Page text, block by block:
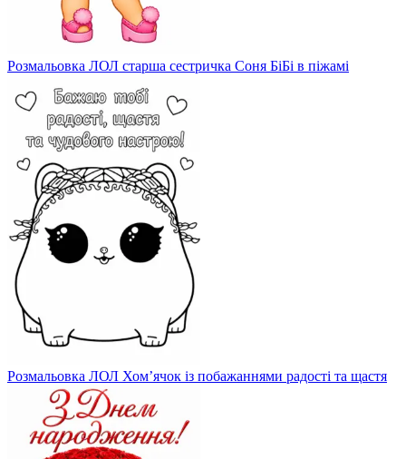
Розмальовка ЛОЛ старша сестричка Соня БіБі в піжамі
Розмальовка ЛОЛ Хом’ячок із побажаннями радості та щастя